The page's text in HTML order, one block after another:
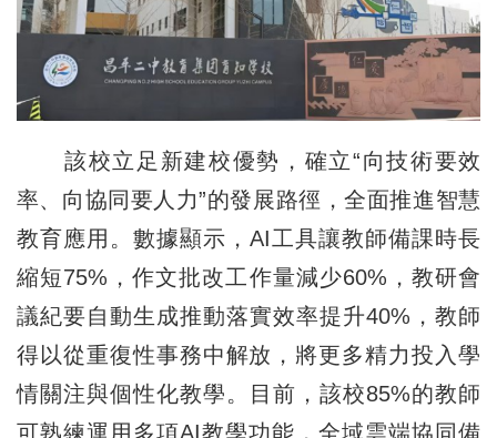
該校立足新建校優勢，確立“向技術要效
率、向協同要人力”的發展路徑，全面推進智慧
教育應用。數據顯示，AI工具讓教師備課時長
縮短75%，作文批改工作量減少60%，教研會
議紀要自動生成推動落實效率提升40%，教師
得以從重復性事務中解放，將更多精力投入學
情關注與個性化教學。目前，該校85%的教師
可熟練運用多項AI教學功能，全域雲端協同備